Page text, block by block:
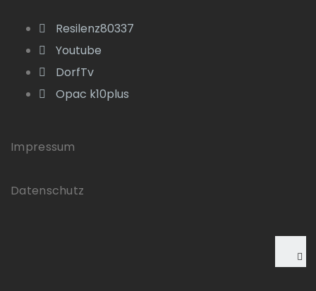
Resilenz80337
Youtube
DorfTv
Opac k10plus
Impressum
Datenschutz